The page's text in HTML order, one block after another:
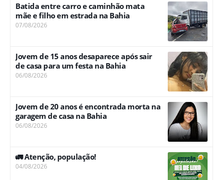
Batida entre carro e caminhão mata
mãe e filho em estrada na Bahia
07/08/2026
Jovem de 15 anos desaparece após sair
de casa para um festa na Bahia
06/08/2026
Jovem de 20 anos é encontrada morta na
garagem de casa na Bahia
06/08/2026
🚛 Atenção, população!
04/08/2026